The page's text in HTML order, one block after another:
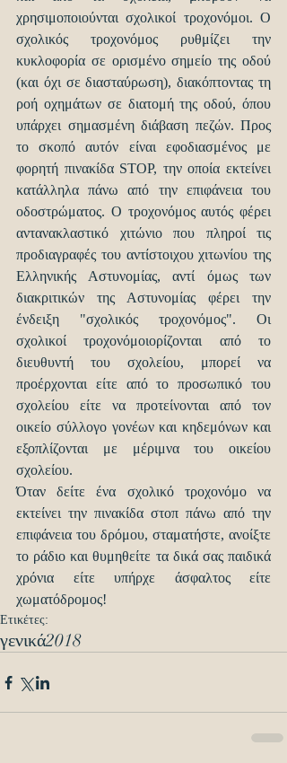
χρησιμοποιούνται σχολικοί τροχονόμοι. Ο
σχολικός τροχονόμος ρυθμίζει την
κυκλοφορία σε ορισμένο σημείο της οδού
(και όχι σε διασταύρωση), διακόπτοντας τη
ροή οχημάτων σε διατομή της οδού, όπου
υπάρχει σημασμένη διάβαση πεζών. Προς
το σκοπό αυτόν είναι εφοδιασμένος με
φορητή πινακίδα STOP, την οποία εκτείνει
κατάλληλα πάνω από την επιφάνεια του
οδοστρώματος. Ο τροχονόμος αυτός φέρει
αντανακλαστικό χιτώνιο που πληροί τις
προδιαγραφές του αντίστοιχου χιτωνίου της
Ελληνικής Αστυνομίας, αντί όμως των
διακριτικών της Αστυνομίας φέρει την
ένδειξη "σχολικός τροχονόμος". Οι
σχολικοί τροχονόμοιορίζονται από το
διευθυντή του σχολείου, μπορεί να
προέρχονται είτε από το προσωπικό του
σχολείου είτε να προτείνονται από τον
οικείο σύλλογο γονέων και κηδεμόνων και
εξοπλίζονται με μέριμνα του οικείου
σχολείου.
Όταν δείτε ένα σχολικό τροχονόμο να
εκτείνει την πινακίδα στοπ πάνω από την
επιφάνεια του δρόμου, σταματήστε, ανοίξτε
το ράδιο και θυμηθείτε τα δικά σας παιδικά
χρόνια είτε υπήρχε άσφαλτος είτε
χωματόδρομος!
Ετικέτες:
γενικά2018